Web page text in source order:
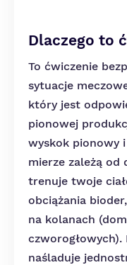
Dlaczego to
To ćwiczenie
sytuacje
który jest
pionowej
wyskok pionowy
mierze zależą od
trenuje twoje
obciążania
na kolanach
naśladuje